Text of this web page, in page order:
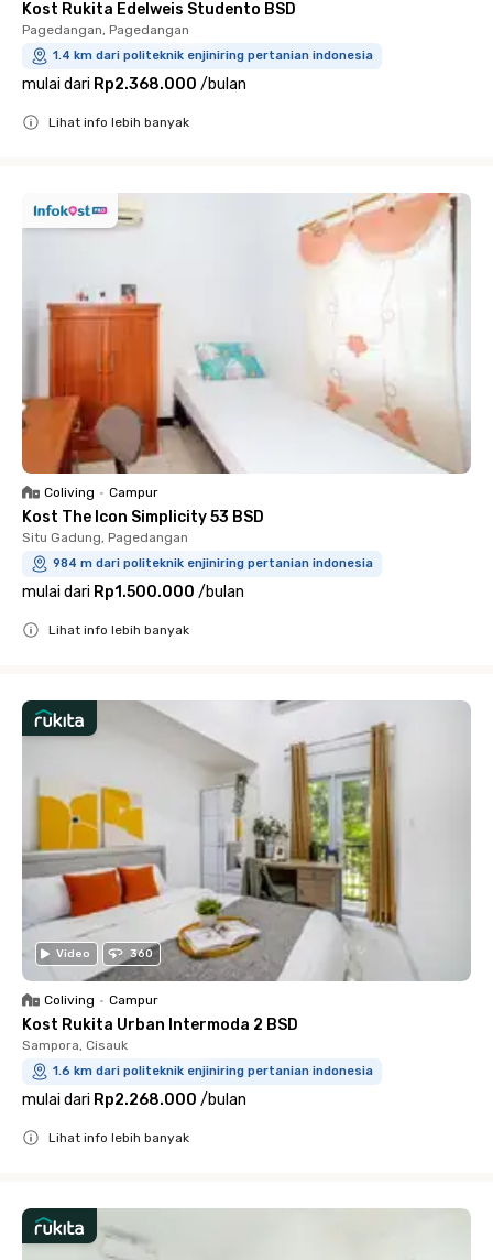
Kost Rukita Edelweis Studento BSD
Pagedangan, Pagedangan
1.4 km dari politeknik enjiniring pertanian indonesia
mulai dari Rp2.368.000 /bulan
Lihat info lebih banyak
Coliving • Campur
Kost The Icon Simplicity 53 BSD
Situ Gadung, Pagedangan
984 m dari politeknik enjiniring pertanian indonesia
mulai dari Rp1.500.000 /bulan
Lihat info lebih banyak
Video 360
Coliving • Campur
Kost Rukita Urban Intermoda 2 BSD
Sampora, Cisauk
1.6 km dari politeknik enjiniring pertanian indonesia
mulai dari Rp2.268.000 /bulan
Lihat info lebih banyak